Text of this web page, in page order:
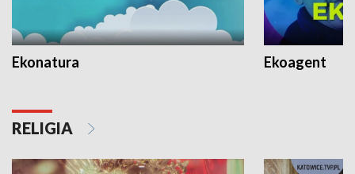
Ekonatura Ekoagent
RELIGIA